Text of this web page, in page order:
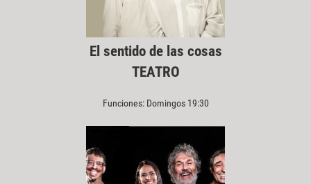
El sentido de las cosas
TEATRO
Funciones: Domingos 19:30